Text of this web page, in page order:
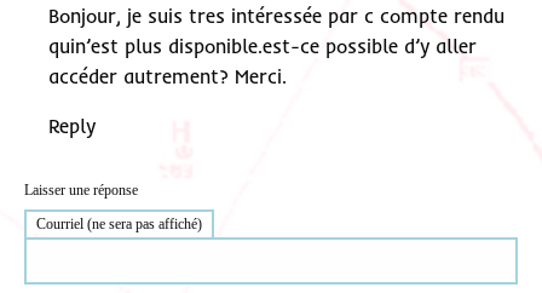
Bonjour, je suis tres intéressée par c compte rendu
quin’est plus disponible.est-ce possible d’y aller
accéder autrement? Merci.
Reply
Laisser une réponse
Courriel (ne sera pas affiché)